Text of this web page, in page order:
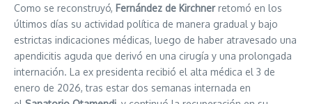
Como se reconstruyó, Fernández de Kirchnerretomó en los
últimos días su actividad política de manera gradual y bajo
estrictas indicaciones médicas, luego de haber atravesado una
apendicitis aguda que derivó en una cirugía y una prolongada
internación. La ex presidenta recibió el alta médica el 3 de
enero de 2026, tras estar dos semanas internada en